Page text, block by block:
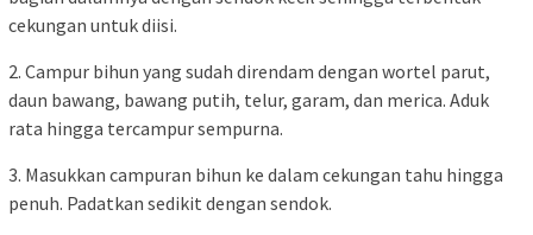
cekungan untuk diisi.
2. Campur bihun yang sudah direndam dengan wortel parut,
daun bawang, bawang putih, telur, garam, dan merica. Aduk
rata hingga tercampur sempurna.
3. Masukkan campuran bihun ke dalam cekungan tahu hingga
penuh. Padatkan sedikit dengan sendok.